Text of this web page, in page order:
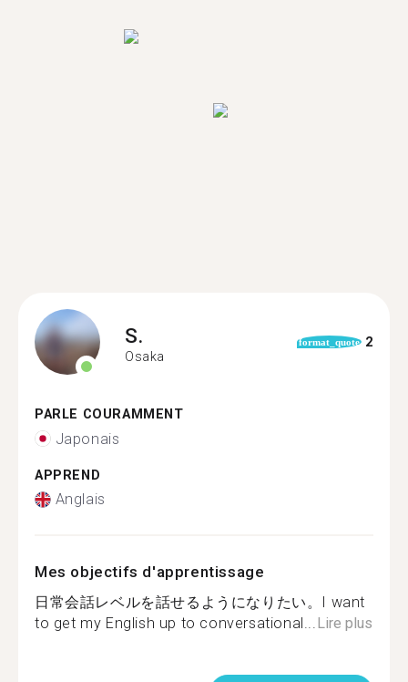
S.
Osaka
format_quote 2
PARLE COURAMMENT
Japonais
APPREND
Anglais
Mes objectifs d'apprentissage
日常会話レベルを話せるようになりたい。I want
to get my English up to conversational...Lire plus